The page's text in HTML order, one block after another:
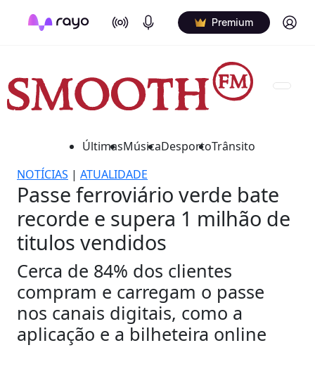
On Air Podcasts Premium Log in
ÚltimasMúsicaDesportoTrânsito
NOTÍCIAS | ATUALIDADE
Passe ferroviário verde bate
recorde e supera 1 milhão de
titulos vendidos
Cerca de 84% dos clientes
compram e carregam o passe
nos canais digitais, como a
aplicação e a bilheteira online